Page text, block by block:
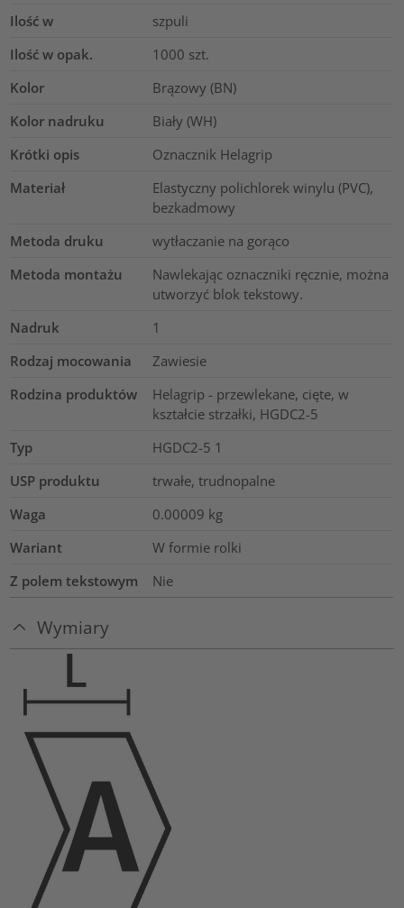
Ilość w
szpuli
Ilość w opak.
1000 szt.
Kolor
Brązowy (BN)
Kolor nadruku
Biały (WH)
Krótki opis
Oznacznik Helagrip
Materiał
Elastyczny polichlorek winylu (PVC),
bezkadmowy
Metoda druku
wytłaczanie na gorąco
Metoda montażu
Nawlekając oznaczniki ręcznie, można
utworzyć blok tekstowy.
Nadruk
1
Rodzaj mocowania
Zawiesie
Rodzina produktów
Helagrip - przewlekane, cięte, w
kształcie strzałki, HGDC2-5
Typ
HGDC2-5 1
USP produktu
trwałe, trudnopalne
Waga
0.00009 kg
Wariant
W formie rolki
Z polem tekstowym
Nie
Wymiary